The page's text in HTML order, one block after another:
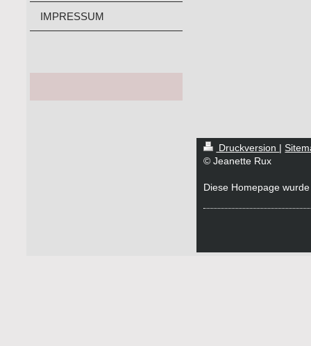
IMPRESSUM
Druckversion |
© Jeanette Rux
Diese Homepage